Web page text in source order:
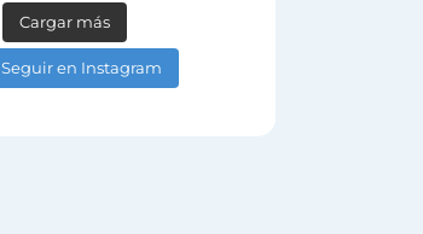
Cargar más
Seguir en Instagram